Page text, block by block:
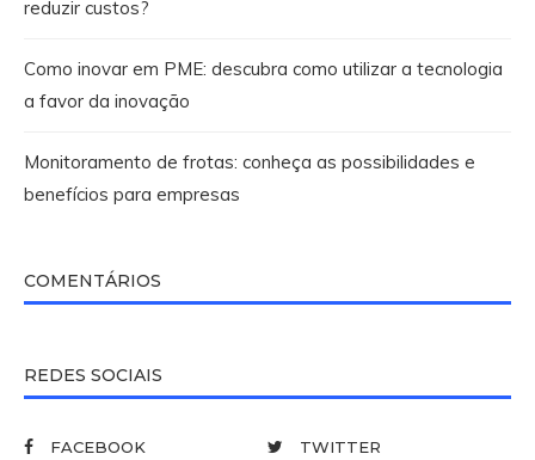
reduzir custos?
Como inovar em PME: descubra como utilizar a tecnologia
a favor da inovação
Monitoramento de frotas: conheça as possibilidades e
benefícios para empresas
COMENTÁRIOS
REDES SOCIAIS
FACEBOOK
TWITTER